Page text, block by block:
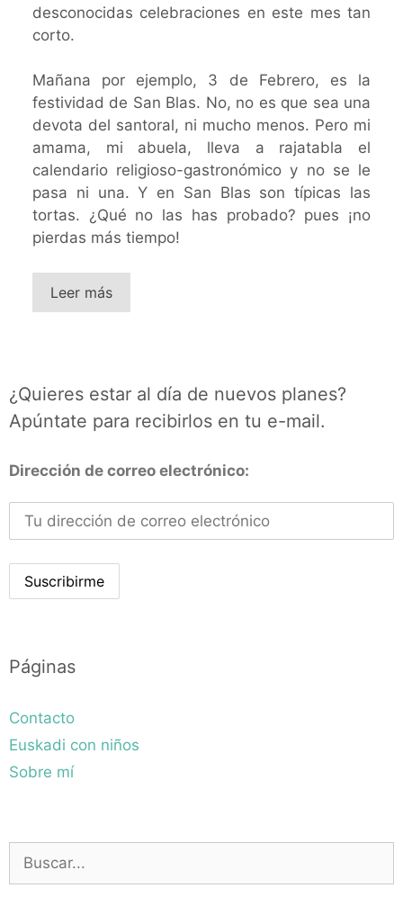
desconocidas celebraciones en este mes tan
corto.
Mañana por ejemplo, 3 de Febrero, es la
festividad de San Blas. No, no es que sea una
devota del santoral, ni mucho menos. Pero mi
amama, mi abuela, lleva a rajatabla el
calendario religioso-gastronómico y no se le
pasa ni una. Y en San Blas son típicas las
tortas. ¿Qué no las has probado? pues ¡no
pierdas más tiempo!
Leer más
¿Quieres estar al día de nuevos planes?
Apúntate para recibirlos en tu e-mail.
Dirección de correo electrónico:
Páginas
Contacto
Euskadi con niños
Sobre mí